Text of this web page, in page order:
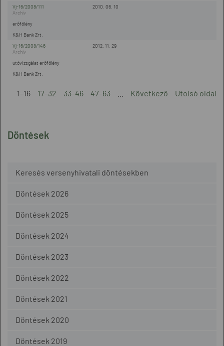
Döntések
Keresés versenyhivatali döntésekben
Döntések 2026
Döntések 2025
Döntések 2024
Döntések 2023
Döntések 2022
Döntések 2021
Döntések 2020
Döntések 2019
2010. 06. 10
Vj-16/2008/111
K&H Bank Zrt.
erőfölény
2012. 11. 29
Vj-16/2008/146
K&H Bank Zrt.
utóvizsgálat erőfölény
1–16 17–32 33–46 47–63 Következő Utolsó oldal